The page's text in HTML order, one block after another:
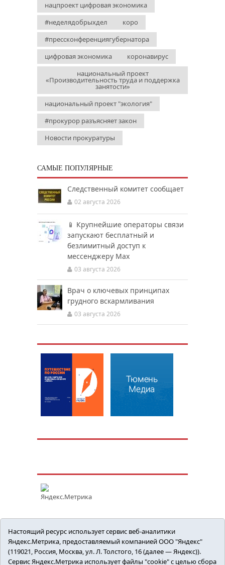
нацпроект цифровая экономика
#неделядобрыхдел
коро
#прессконференциягубернатора
цифровая экономика
коронавирус
национальный проект
«Производительность труда и поддержка
занятости»
национальный проект "экология"
#прокурор разъясняет закон
Новости прокуратуры
САМЫЕ ПОПУЛЯРНЫЕ
Следственный комитет сообщает
02 августа 2026
📱 Крупнейшие операторы связи
запускают бесплатный и
безлимитный доступ к
мессенджеру Мах
03 августа 2026
Врач о ключевых принципах
грудного вскармливания
03 августа 2026
Настоящий ресурс использует сервис веб-аналитики
Яндекс.Метрика, предоставляемый компанией ООО "Яндекс"
(119021, Россия, Москва, ул. Л. Толстого, 16 (далее — Яндекс)).
Сервис Яндекс.Метрика использует файлы "cookie" с целью сбора